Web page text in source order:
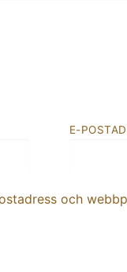
E-
och